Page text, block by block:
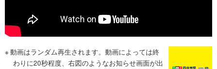
動画はランダム再生されます。動画によっては終
わりに20秒程度、右図のようなお知らせ画面が出